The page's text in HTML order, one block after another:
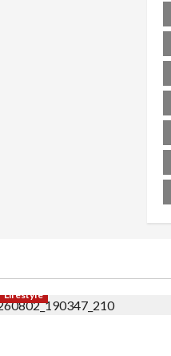
Lifestyle